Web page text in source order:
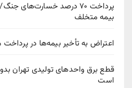
پرداخت ۷۰ درصد
بیمه متخلف
اعتراض به تأخیر بیمه‌ها در پرداخت
قطع برق واحدهای تولیدی تهران
است